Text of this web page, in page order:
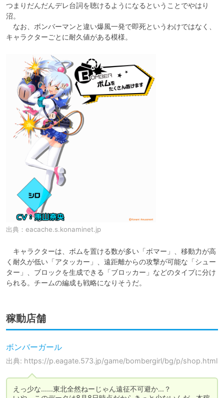
つまりだんだんデレ台詞を聴けるようになるということでやはり
沼。
なお、ボンバーマンと違い爆風一発で即死というわけではなく、
キャラクターごとに耐久値がある模様。
出典： eacache.s.konaminet.jp
キャラクターは、ボムを置ける数が多い「ボマー」、移動力が高
く耐久が低い「アタッカー」、遠距離からの攻撃が可能な「シュー
ター」、ブロックを生成できる「ブロッカー」などのタイプに分け
られる。チームの編成も戦略になりそうだ。
稼動店舗
ボンバーガール
出典: https://p.eagate.573.jp/game/bombergirl/bg/p/shop.html
えっ少な……東北全然ねーじゃん遠征不可避か…？